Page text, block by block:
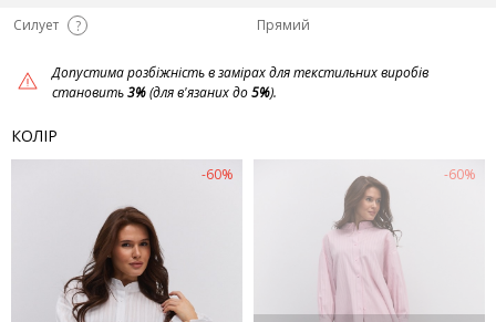
Силует
? Прямий
Допустима розбіжність в замірах для текстильних виробів
становить3%(для в'язаних до5%).
КОЛІР
-60% -60%